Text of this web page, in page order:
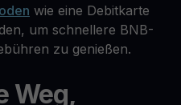
wie eine Debitkarte
um schnellere BNB-
zu genießen.
Weg,